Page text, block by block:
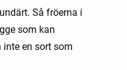
Så fröerna i
som kan
en sort som